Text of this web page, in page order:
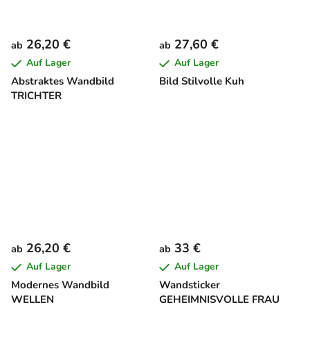
Abstraktes Wandbild
TRICHTER
ab 26,20 €
Auf Lager
Bild Stilvolle Kuh
ab 27,60 €
Auf Lager
Modernes Wandbild
WELLEN
ab 26,20 €
Auf Lager
Wandsticker
GEHEIMNISVOLLE FRAU
ab 33 €
Auf Lager